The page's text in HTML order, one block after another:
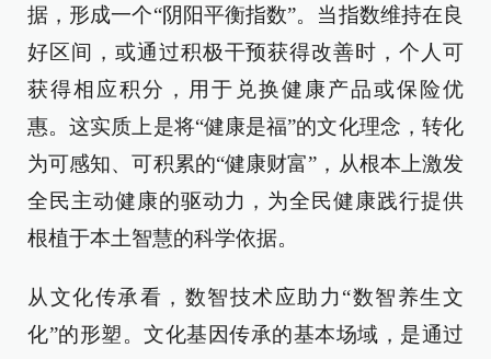
据，形成一个“阴阳平衡指数”。当指数维持在良
好区间，或通过积极干预获得改善时，个人可
获得相应积分，用于兑换健康产品或保险优
惠。这实质上是将“健康是福”的文化理念，转化
为可感知、可积累的“健康财富”，从根本上激发
全民主动健康的驱动力，为全民健康践行提供
根植于本土智慧的科学依据。
从文化传承看，数智技术应助力“数智养生文
化”的形塑。文化基因传承的基本场域，是通过